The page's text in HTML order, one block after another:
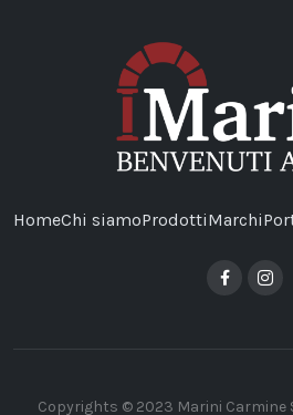
HomeChi siamoProdottiMarchi
Copyrights © 2023 Marini Carmine